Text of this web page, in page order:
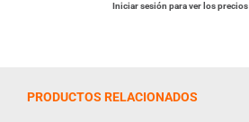
Iniciar sesión para ver los precios
PRODUCTOS RELACIONADOS